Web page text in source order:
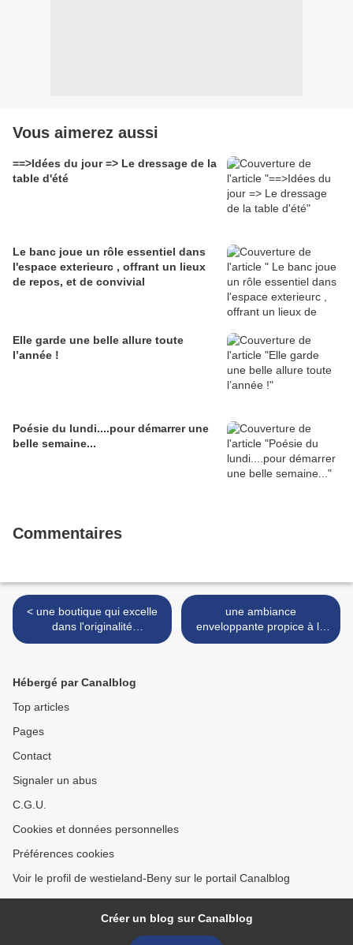
Vous aimerez aussi
==>Idées du jour => Le dressage de la
table d'été
Le banc joue un rôle essentiel dans
l'espace exterieurc , offrant un lieux
de repos, et de convivial
Elle garde une belle allure toute
l’année !
Poésie du lundi....pour démarrer une
belle semaine...
Commentaires
< une boutique qui excelle
dans l'originalité
...♥♥♥..........♥♥♥♥♥ ..........♥♥
une ambiance
enveloppante propice à la
détente >
Hébergé par Canalblog
Top articles
Pages
Contact
Signaler un abus
C.G.U.
Cookies et données personnelles
Préférences cookies
Voir le profil de westieland-Beny sur le portail Canalblog
Créer un blog sur Canalblog